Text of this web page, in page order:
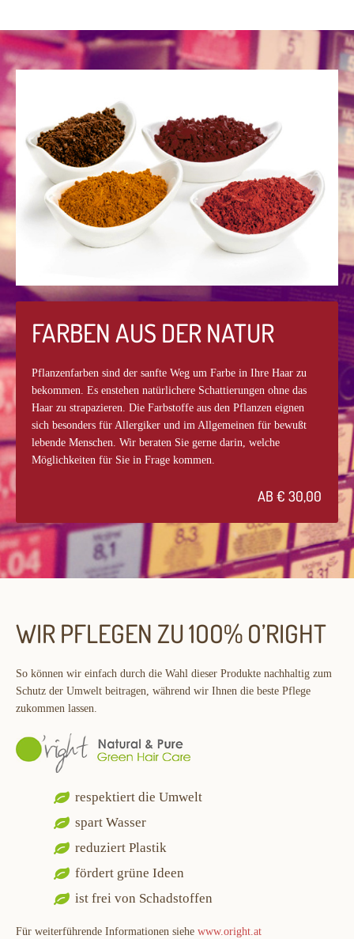
FARBEN AUS DER NATUR
Pflanzenfarben sind der sanfte Weg um Farbe in Ihre Haar zu
bekommen. Es enstehen natürlichere Schattierungen ohne das
Haar zu strapazieren. Die Farbstoffe aus den Pflanzen eignen
sich besonders für Allergiker und im Allgemeinen für bewußt
lebende Menschen. Wir beraten Sie gerne darin, welche
Möglichkeiten für Sie in Frage kommen.
AB € 30,00
WIR PFLEGEN ZU 1OO% O’RIGHT
So können wir einfach durch die Wahl dieser Produkte nachhaltig zum
Schutz der Umwelt beitragen, während wir Ihnen die beste Pflege
zukommen lassen.
respektiert die Umwelt
spart Wasser
reduziert Plastik
fördert grüne Ideen
ist frei von Schadstoffen
Für weiterführende Informationen siehewww.oright.at